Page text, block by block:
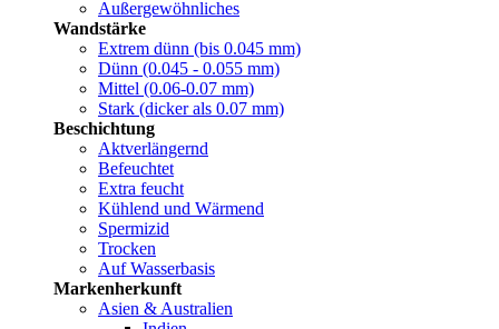
Außergewöhnliches
Wandstärke
Extrem dünn (bis 0.045 mm)
Dünn (0.045 - 0.055 mm)
Mittel (0.06-0.07 mm)
Stark (dicker als 0.07 mm)
Beschichtung
Aktverlängernd
Befeuchtet
Extra feucht
Kühlend und Wärmend
Spermizid
Trocken
Auf Wasserbasis
Markenherkunft
Asien & Australien